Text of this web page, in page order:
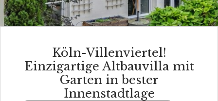
Köln-Villenviertel!
Einzigartige Altbauvilla mit
Garten in bester
Innenstadtlage